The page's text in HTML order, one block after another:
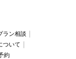
ラン相談
ついて
約